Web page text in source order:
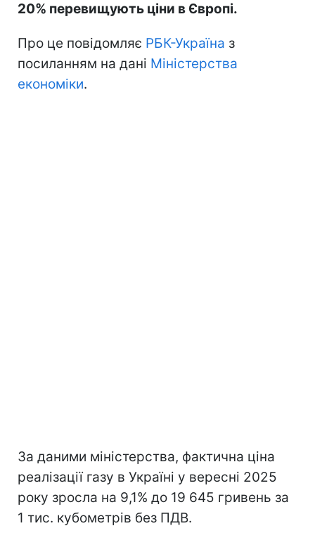
20% перевищують ціни в Європі.
Про це повідомляє РБК-Україна з
посиланням на дані Міністерства
економіки.
За даними міністерства, фактична ціна
реалізації газу в Україні у вересні 2025
року зросла на 9,1% до 19 645 гривень за
1 тис. кубометрів без ПДВ.